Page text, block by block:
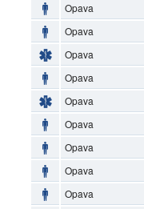
Opava
Opava
Opava
Opava
Opava
Opava
Opava
Opava
Opava